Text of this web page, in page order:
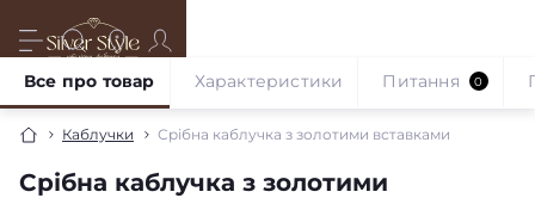
Каблучки Срібна каблучка з золотими вставками
Срібна каблучка з золотими
Все про товар Характеристики Питання 0